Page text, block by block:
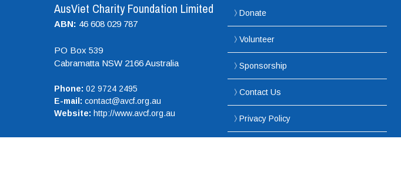
AusViet Charity Foundation Limited
ABN: 46 608 029 787
PO Box 539
Cabramatta NSW 2166Australia
Phone: 02 9724 2495
E-mail: contact@avcf.org.au
Website: http://www.avcf.org.au
Donate
Volunteer
Sponsorship
Contact Us
Privacy Policy